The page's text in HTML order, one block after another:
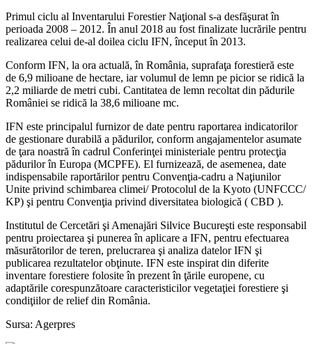
Primul ciclu al Inventarului Forestier Naţional s-a desfăşurat în
perioada 2008 – 2012. În anul 2018 au fost finalizate lucrările pentru
realizarea celui de-al doilea ciclu IFN, început în 2013.
Conform IFN, la ora actuală, în România, suprafaţa forestieră este
de 6,9 milioane de hectare, iar volumul de lemn pe picior se ridică la
2,2 miliarde de metri cubi. Cantitatea de lemn recoltat din pădurile
României se ridică la 38,6 milioane mc.
IFN este principalul furnizor de date pentru raportarea indicatorilor
de gestionare durabilă a pădurilor, conform angajamentelor asumate
de ţara noastră în cadrul Conferinţei ministeriale pentru protecţia
pădurilor în Europa (MCPFE). El furnizează, de asemenea, date
indispensabile raportărilor pentru Convenţia-cadru a Naţiunilor
Unite privind schimbarea climei/ Protocolul de la Kyoto (UNFCCC/
KP) şi pentru Convenţia privind diversitatea biologică ( CBD ).
Institutul de Cercetări şi Amenajări Silvice Bucureşti este responsabil
pentru proiectarea şi punerea în aplicare a IFN, pentru efectuarea
măsurătorilor de teren, prelucrarea şi analiza datelor IFN şi
publicarea rezultatelor obţinute. IFN este inspirat din diferite
inventare forestiere folosite în prezent în ţările europene, cu
adaptările corespunzătoare caracteristicilor vegetaţiei forestiere şi
condiţiilor de relief din România.
Sursa: Agerpres